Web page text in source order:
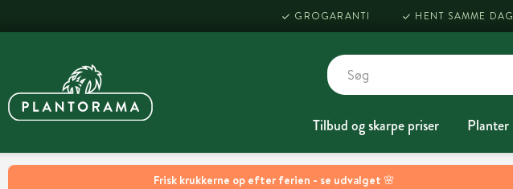
Frisk krukkerne op efter ferien - se udvalget 🌸
GROGARANTI HENT SAMME DAG
Tilbud og skarpe priser Planter